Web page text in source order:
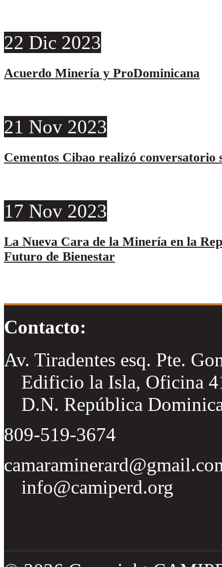
22 Dic 2023
Acuerdo Minería y ProDominicana
21 Nov 2023
Cementos Cibao realizó conversatorio
17 Nov 2023
La Nueva Cara de la Minería en la
Futuro de Bienestar
Contacto:
Av. Tiradentes esq. Pte.
Edificio la Isla, Oficina
D.N. República
809-519-3674
info@camiperd.org